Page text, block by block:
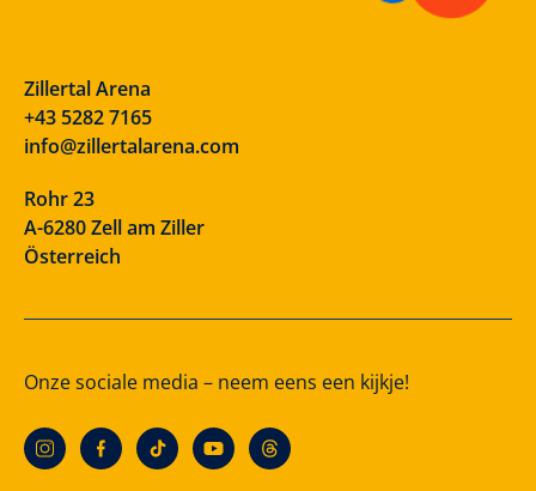
Zillertal Arena
+43 5282 7165
info@zillertalarena.com
Rohr 23
A-6280 Zell am Ziller
Österreich
Onze sociale media – neem eens een kijkje!